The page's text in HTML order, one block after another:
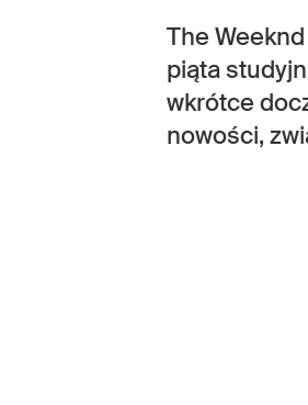
The
piąta
wkrótce
nowości,